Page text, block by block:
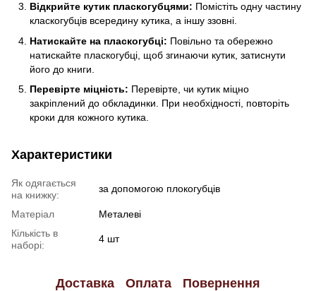
Відкрийте кутик пласкогубцями: Помістіть одну частину
класкогубців всередину кутика, а іншу ззовні.
Натискайте на пласкогубці: Повільно та обережно
натискайте пласкогубці, щоб згинаючи кутик, затиснути
його до книги.
Перевірте міцність: Перевірте, чи кутик міцно
закріплений до обкладинки. При необхідності, повторіть
кроки для кожного кутика.
Характеристики
Як одягається
на книжку:
за допомогою плокогубців
Матеріал
Металеві
Кількість в
наборі:
4 шт
Доставка Оплата Повернення